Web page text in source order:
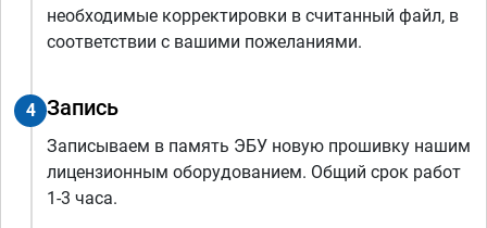
необходимые корректировки в считанный файл, в
соответствии с вашими пожеланиями.
4 Запись
Записываем в память ЭБУ новую прошивку нашим
лицензионным оборудованием. Общий срок работ
1-3 часа.